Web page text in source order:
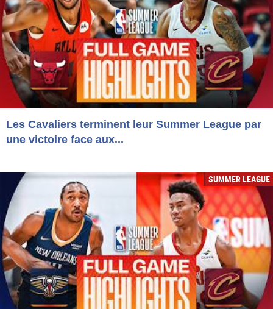
Les Cavaliers terminent leur Summer League par
une victoire face aux...
SUMMER LEAGUE